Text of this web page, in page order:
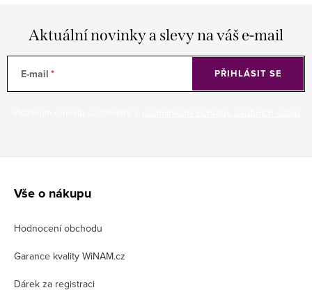
Aktuální novinky a slevy na váš e-mail
E-mail PŘIHLÁSIT SE
Vše o nákupu
Hodnocení obchodu
Garance kvality WiNAM.cz
Dárek za registraci